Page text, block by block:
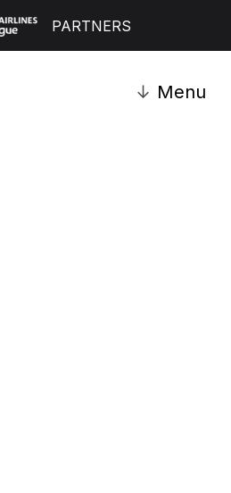
PARTNERS
↓ Menu